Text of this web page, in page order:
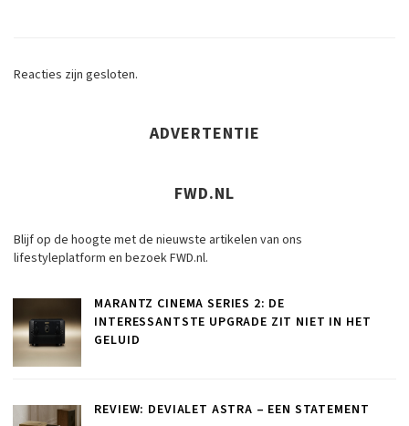
Reacties zijn gesloten.
ADVERTENTIE
FWD.NL
Blijf op de hoogte met de nieuwste artikelen van ons
lifestyleplatform en bezoek FWD.nl.
MARANTZ CINEMA SERIES 2: DE
INTERESSANTSTE UPGRADE ZIT NIET IN HET
GELUID
REVIEW: DEVIALET ASTRA – EEN STATEMENT